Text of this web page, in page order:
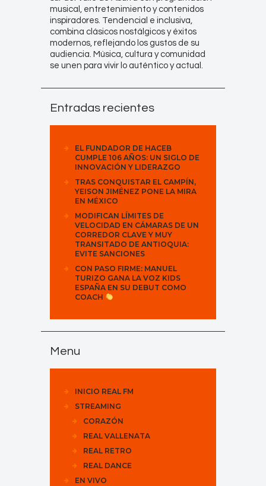
musical, entretenimiento y contenidos
inspiradores. Tendencial e inclusiva,
combina clásicos nostálgicos y éxitos
modernos, reflejando los gustos de su
audiencia. Música, cultura y comunidad
se unen para vivir lo auténtico y actual.
Entradas recientes
EL FUNDADOR DE HACEB
CUMPLE 106 AÑOS: UN SIGLO DE
INNOVACIÓN Y LIDERAZGO
TRAS CONQUISTAR EL CAMPÍN,
YEISON JIMÉNEZ PONE LA MIRA
EN MÉXICO
MODIFICAN LÍMITES DE
VELOCIDAD EN CÁMARAS DE UN
CORREDOR CLAVE Y MUY
TRANSITADO DE ANTIOQUIA:
EVITE SANCIONES
CON PASO FIRME: MANUEL
TURIZO GANA LA VOZ KIDS
ESPAÑA EN SU DEBUT COMO
COACH
Menu
INICIO REAL FM
STREAMING
CORAZÓN
REAL VALLENATA
REAL RETRO
REAL DANCE
EN VIVO